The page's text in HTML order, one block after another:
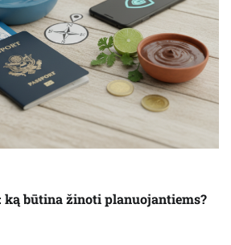
ką būtina žinoti planuojantiems?